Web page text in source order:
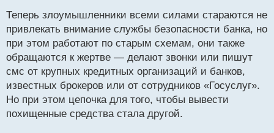
Теперь злоумышленники всеми силами стараются не
привлекать внимание службы безопасности банка, но
при этом работают по старым схемам, они также
обращаются к жертве — делают звонки или пишут
смс от крупных кредитных организаций и банков,
известных брокеров или от сотрудников «Госуслуг».
Но при этом цепочка для того, чтобы вывести
похищенные средства стала другой.